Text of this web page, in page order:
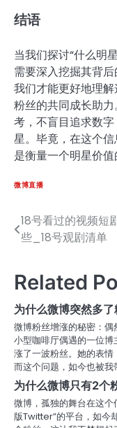
结语
当我们探讨“什么明
需要深入挖掘其背
我们才能更好地理
粉丝的共同成长助
考，不盲目追求数
星。毕竟，在这个
是衡量一个明星价值
微博直播
文
导
航
18号看过的视频短
些_18号观剧清单
Related
为什么微博突然多
微博粉丝增涨的秘密：
小型咖啡厅偶遇的一位
涨了一波粉丝。她的表情
而这个问题，如今也被我
为什么微博只有2个
微博，孤独的舞台在这
版Twitter”的平台，如今